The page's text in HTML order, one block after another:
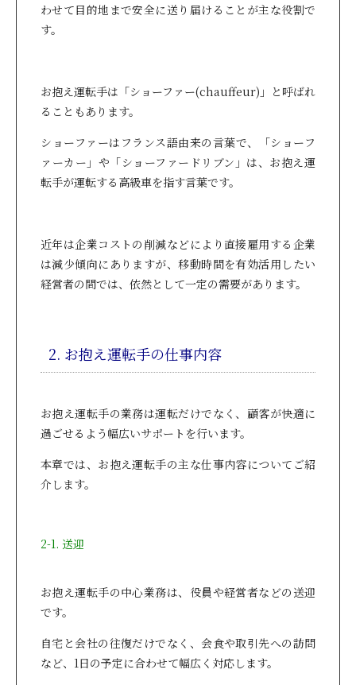
わせて目的地まで安全に送り届けることが主な役割で
す。
お抱え運転手は「ショーファー(chauffeur)」と呼ばれ
ることもあります。
ショーファーはフランス語由来の言葉で、「ショーフ
ァーカー」や「ショーファードリブン」は、お抱え運
転手が運転する高級車を指す言葉です。
近年は企業コストの削減などにより直接雇用する企業
は減少傾向にありますが、移動時間を有効活用したい
経営者の間では、依然として一定の需要があります。
2. お抱え運転手の仕事内容
お抱え運転手の業務は運転だけでなく、顧客が快適に
過ごせるよう幅広いサポートを行います。
本章では、お抱え運転手の主な仕事内容についてご紹
介します。
2-1. 送迎
お抱え運転手の中心業務は、役員や経営者などの送迎
です。
自宅と会社の往復だけでなく、会食や取引先への訪問
など、1日の予定に合わせて幅広く対応します。